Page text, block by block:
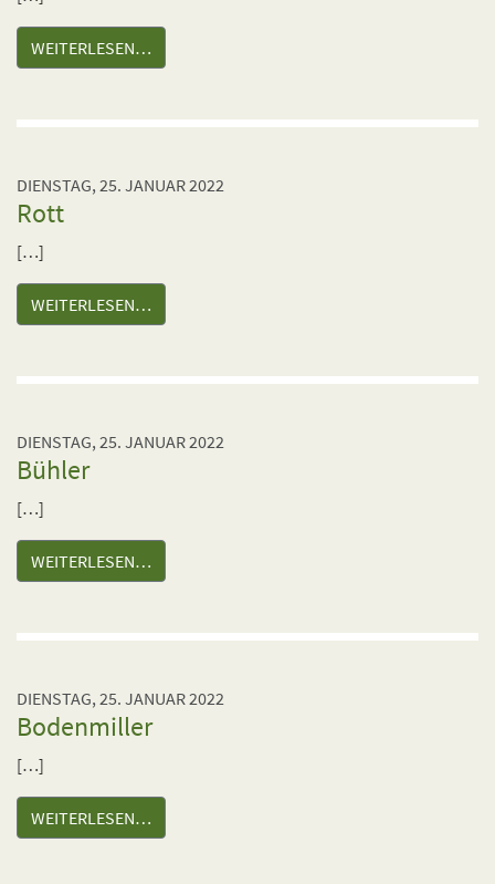
WEITERLESEN…
DIENSTAG, 25. JANUAR 2022
Rott
[…]
WEITERLESEN…
DIENSTAG, 25. JANUAR 2022
Bühler
[…]
WEITERLESEN…
DIENSTAG, 25. JANUAR 2022
Bodenmiller
[…]
WEITERLESEN…